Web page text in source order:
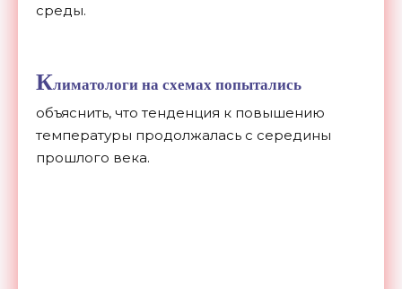
среды.
Климатологи на схемах попытались
объяснить, что тенденция к повышению
температуры продолжалась с середины
прошлого века.